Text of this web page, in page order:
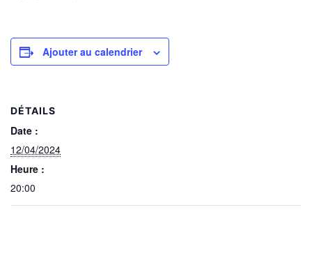
Ajouter au calendrier
DÉTAILS
Date :
12/04/2024
Heure :
20:00